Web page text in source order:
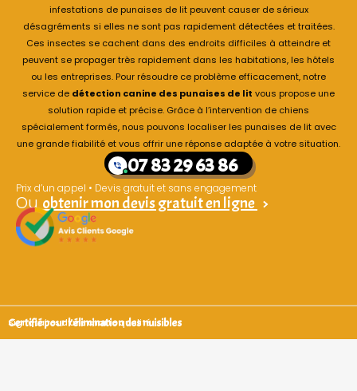
infestations de punaises de lit peuvent causer de sérieux
désagréments si elles ne sont pas rapidement détectées et traitées.
Ces insectes se cachent dans des endroits difficiles à atteindre et
peuvent se propager très rapidement dans les habitations, les hôtels
ou les entreprises. Pour résoudre ce problème efficacement, notre
service de détection canine des punaises de lit vous propose une
solution rapide et précise. Grâce à l’intervention de chiens
spécialement formés, nous pouvons localiser les punaises de lit avec
une grande fiabilité et vous offrir une réponse adaptée à votre situation.
07 83 29 63 86
Prix d’un appel • Devis gratuit et sans engagement
Ouobtenir mon devis gratuit en ligne >
Certifié pour l'élimination des nuisibles
Signataires d’une charte qualité